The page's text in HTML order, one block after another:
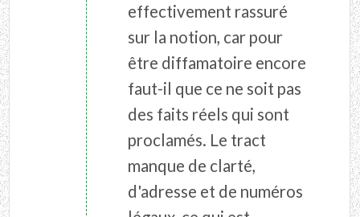
effectivement rassuré
sur la notion, car pour
être diffamatoire encore
faut-il que ce ne soit pas
des faits réels qui sont
proclamés. Le tract
manque de clarté,
d'adresse et de numéros